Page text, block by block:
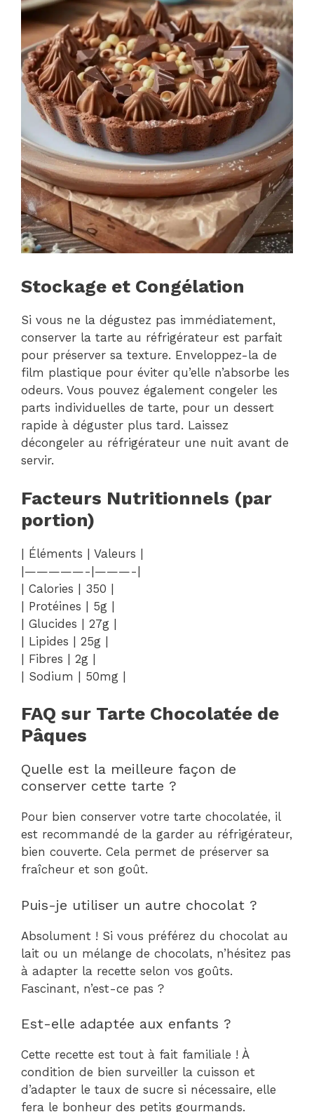
Stockage et Congélation
Si vous ne la dégustez pas immédiatement,
conserver la tarte au réfrigérateur est parfait
pour préserver sa texture. Enveloppez-la de
film plastique pour éviter qu’elle n’absorbe les
odeurs. Vous pouvez également congeler les
parts individuelles de tarte, pour un dessert
rapide à déguster plus tard. Laissez
décongeler au réfrigérateur une nuit avant de
servir.
Facteurs Nutritionnels (par
portion)
| Éléments | Valeurs |
|—————-|———-|
| Calories | 350 |
| Protéines | 5g |
| Glucides | 27g |
| Lipides | 25g |
| Fibres | 2g |
| Sodium | 50mg |
FAQ sur Tarte Chocolatée de
Pâques
Quelle est la meilleure façon de
conserver cette tarte ?
Pour bien conserver votre tarte chocolatée, il
est recommandé de la garder au réfrigérateur,
bien couverte. Cela permet de préserver sa
fraîcheur et son goût.
Puis-je utiliser un autre chocolat ?
Absolument ! Si vous préférez du chocolat au
lait ou un mélange de chocolats, n’hésitez pas
à adapter la recette selon vos goûts.
Fascinant, n’est-ce pas ?
Est-elle adaptée aux enfants ?
Cette recette est tout à fait familiale ! À
condition de bien surveiller la cuisson et
d’adapter le taux de sucre si nécessaire, elle
fera le bonheur des petits gourmands.